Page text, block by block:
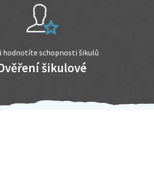
hodnotíte schopnosti šikulů
šikulové